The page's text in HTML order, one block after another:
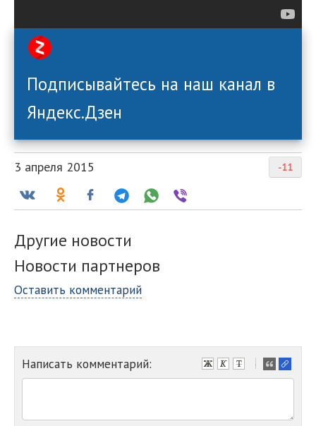
Подписывайтесь на наш канал в
Яндекс.Дзен
-11
3 апреля 2015
Другие новости
Новости партнеров
Оставить комментарий
Написать комментарий:
-
-
-